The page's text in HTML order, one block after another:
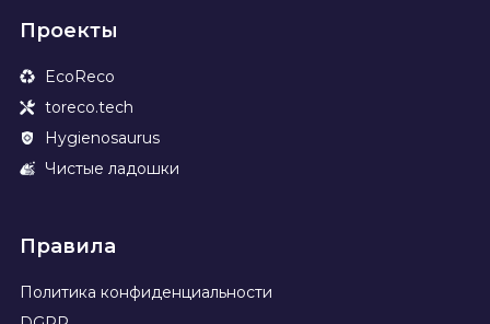
Проекты
EcoReco
toreco.tech
Hygienosaurus
Чистые ладошки
Правила
Политика конфиденциальности